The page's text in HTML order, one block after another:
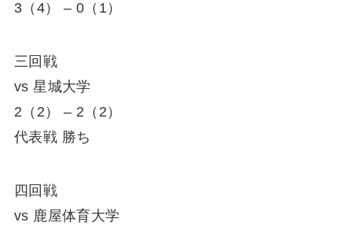
3（4） – 0（1）
三回戦
vs 星城大学
2（2） – 2（2）
代表戦 勝ち
四回戦
vs 鹿屋体育大学